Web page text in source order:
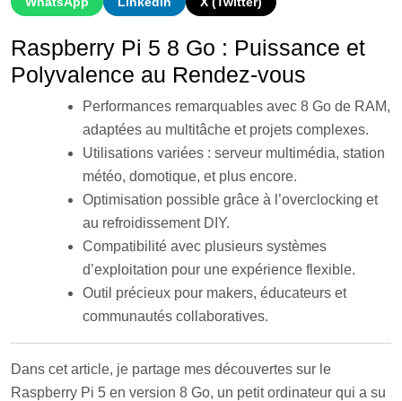
Raspberry Pi 5 8 Go : Puissance et
Polyvalence au Rendez-vous
Performances remarquables avec 8 Go de RAM,
adaptées au multitâche et projets complexes.
Utilisations variées : serveur multimédia, station
météo, domotique, et plus encore.
Optimisation possible grâce à l’overclocking et
au refroidissement DIY.
Compatibilité avec plusieurs systèmes
d’exploitation pour une expérience flexible.
Outil précieux pour makers, éducateurs et
communautés collaboratives.
Dans cet article, je partage mes découvertes sur le
Raspberry Pi 5 en version 8 Go, un petit ordinateur qui a su